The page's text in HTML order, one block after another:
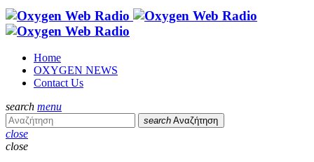
Home
OXYGEN NEWS
Contact Us
search menu
search Αναζήτηση
close
close